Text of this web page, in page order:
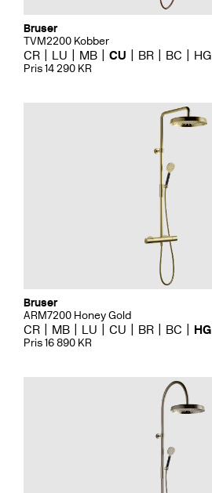
Bruser
TVM2200 Kobber
CR LU MB CU BR BC HG
Pris 14 290 KR
Bruser
ARM7200 Honey Gold
CR MB LU CU BR BC HG
Pris 16 890 KR